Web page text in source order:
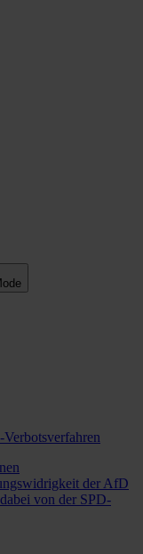
der AfD
von der SPD-